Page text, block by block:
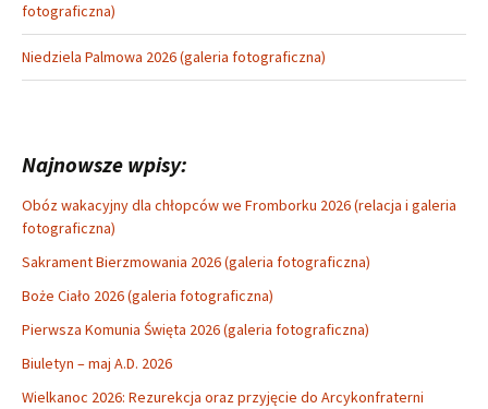
fotograficzna)
Niedziela Palmowa 2026 (galeria fotograficzna)
Najnowsze wpisy:
Obóz wakacyjny dla chłopców we Fromborku 2026 (relacja i galeria
fotograficzna)
Sakrament Bierzmowania 2026 (galeria fotograficzna)
Boże Ciało 2026 (galeria fotograficzna)
Pierwsza Komunia Święta 2026 (galeria fotograficzna)
Biuletyn – maj A.D. 2026
Wielkanoc 2026: Rezurekcja oraz przyjęcie do Arcykonfraterni